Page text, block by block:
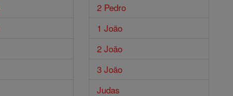
2 Pedro
1 João
2 João
3 João
Judas